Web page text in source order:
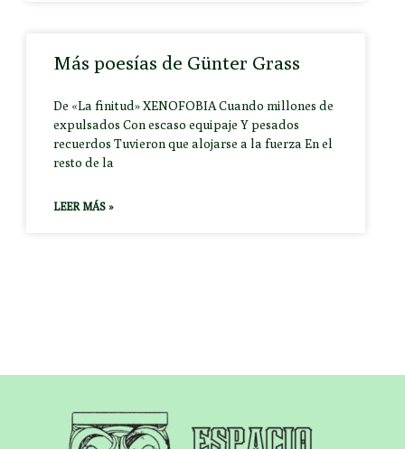
Más poesías de Günter Grass
De «La finitud» XENOFOBIA Cuando millones de
expulsados Con escaso equipaje Y pesados
recuerdos Tuvieron que alojarse a la fuerza En el
resto de la
LEER MÁS »